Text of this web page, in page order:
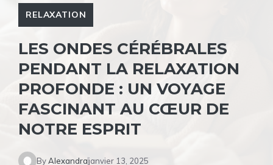
RELAXATION
LES ONDES CÉRÉBRALES
PENDANT LA RELAXATION
PROFONDE : UN VOYAGE
FASCINANT AU CŒUR DE
NOTRE ESPRIT
ByAlexandrajanvier 13, 2025